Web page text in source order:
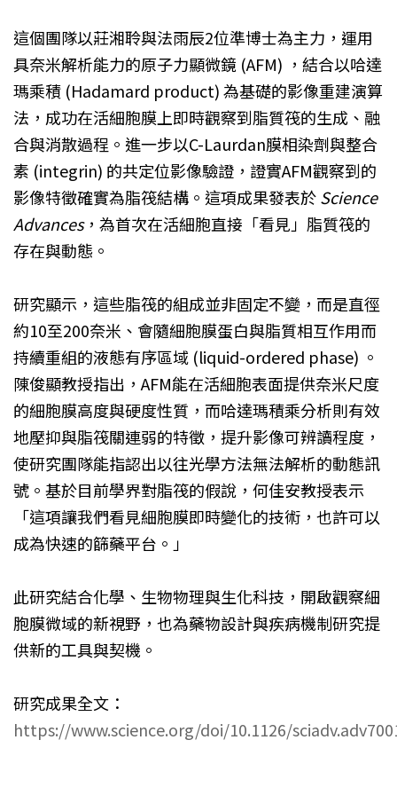
這個團隊以莊湘聆與法雨辰2位準博士為主力，運用
具奈米解析能力的原子力顯微鏡 (AFM) ，結合以哈達
瑪乘積 (Hadamard product) 為基礎的影像重建演算
法，成功在活細胞膜上即時觀察到脂質筏的生成、融
合與消散過程。進一步以C-Laurdan膜相染劑與整合
素 (integrin) 的共定位影像驗證，證實AFM觀察到的
影像特徵確實為脂筏結構。這項成果發表於Science
Advances，為首次在活細胞直接「看見」脂質筏的
存在與動態。
研究顯示，這些脂筏的組成並非固定不變，而是直徑
約10至200奈米、會隨細胞膜蛋白與脂質相互作用而
持續重組的液態有序區域 (liquid-ordered phase) 。
陳俊顯教授指出，AFM能在活細胞表面提供奈米尺度
的細胞膜高度與硬度性質，而哈達瑪積乘分析則有效
地壓抑與脂筏關連弱的特徵，提升影像可辨讀程度，
使研究團隊能指認出以往光學方法無法解析的動態訊
號。基於目前學界對脂筏的假說，何佳安教授表示
「這項讓我們看見細胞膜即時變化的技術，也許可以
成為快速的篩藥平台。」
此研究結合化學、生物物理與生化科技，開啟觀察細
胞膜微域的新視野，也為藥物設計與疾病機制研究提
供新的工具與契機。
研究成果全文：
https://www.science.org/doi/10.1126/